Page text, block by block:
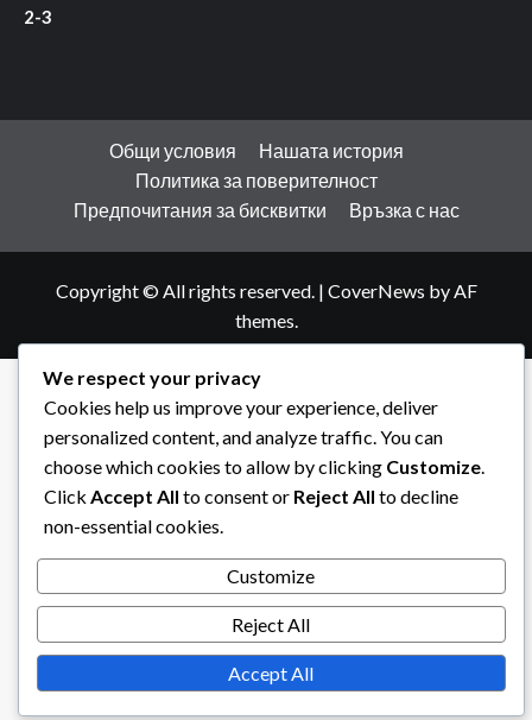
2-3
Общи условия
Нашата история
Политика за поверителност
Предпочитания за бисквитки
Връзка с нас
Copyright © All rights reserved. | CoverNews by AF
themes.
We respect your privacy
Cookies help us improve your experience, deliver
personalized content, and analyze traffic. You can
choose which cookies to allow by clicking Customize
Click Accept All to consent or Reject All to decline
non-essential cookies.
Customize
Reject All
Accept All